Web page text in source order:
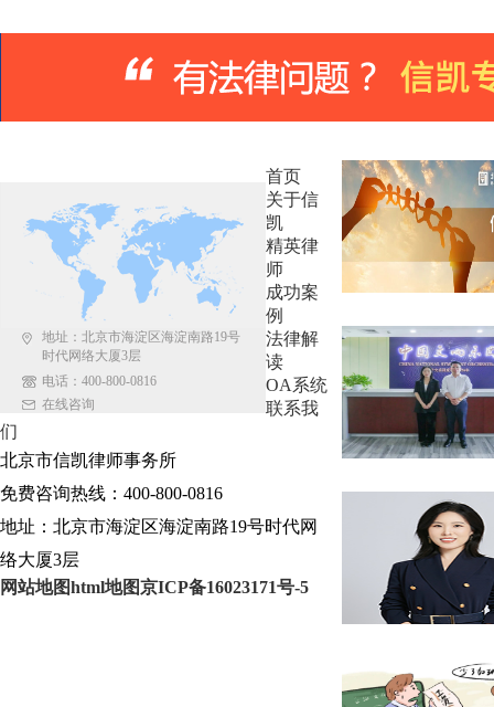
地址：北京市海淀区海淀南路19号
时代网络大厦3层
电话：400-800-0816
在线咨询
首页
关于信
凯
精英律
师
成功案
例
法律解
读
OA系统
联系我
们
北京市信凯律师事务所
免费咨询热线：400-800-0816
地址：北京市海淀区海淀南路19号时代网
络大厦3层
网站地图html地图京ICP备16023171号-5